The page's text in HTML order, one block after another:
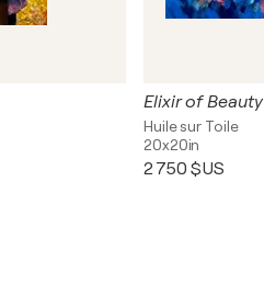
Elixir of Beauty
Huile sur Toile
20x20in
2 750 $US